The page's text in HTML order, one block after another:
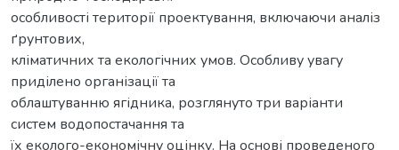
особливості території проектування, включаючи аналіз
ґрунтових,
кліматичних та екологічних умов. Особливу увагу
приділено організації та
облаштуванню ягідника, розглянуто три варіанти
систем водопостачання та
їх еколого-економічну оцінку. На основі проведеного